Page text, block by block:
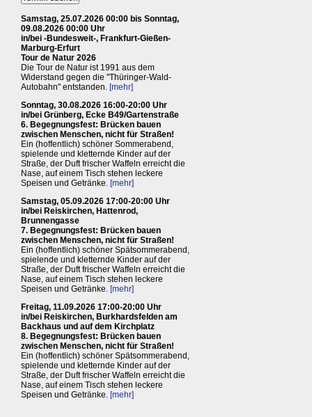
Samstag, 25.07.2026 00:00 bis Sonntag,
09.08.2026 00:00 Uhr
in/bei -Bundesweit-, Frankfurt-Gießen-
Marburg-Erfurt
Tour de Natur 2026
Die Tour de Natur ist 1991 aus dem
Widerstand gegen die "Thüringer-Wald-
Autobahn" entstanden. [mehr]
Sonntag, 30.08.2026 16:00-20:00 Uhr
in/bei Grünberg, Ecke B49/Gartenstraße
6. Begegnungsfest: Brücken bauen
zwischen Menschen, nicht für Straßen!
Ein (hoffentlich) schöner Sommerabend,
spielende und kletternde Kinder auf der
Straße, der Duft frischer Waffeln erreicht die
Nase, auf einem Tisch stehen leckere
Speisen und Getränke. [mehr]
Samstag, 05.09.2026 17:00-20:00 Uhr
in/bei Reiskirchen, Hattenrod,
Brunnengasse
7. Begegnungsfest: Brücken bauen
zwischen Menschen, nicht für Straßen!
Ein (hoffentlich) schöner Spätsommerabend,
spielende und kletternde Kinder auf der
Straße, der Duft frischer Waffeln erreicht die
Nase, auf einem Tisch stehen leckere
Speisen und Getränke. [mehr]
Freitag, 11.09.2026 17:00-20:00 Uhr
in/bei Reiskirchen, Burkhardsfelden am
Backhaus und auf dem Kirchplatz
8. Begegnungsfest: Brücken bauen
zwischen Menschen, nicht für Straßen!
Ein (hoffentlich) schöner Spätsommerabend,
spielende und kletternde Kinder auf der
Straße, der Duft frischer Waffeln erreicht die
Nase, auf einem Tisch stehen leckere
Speisen und Getränke. [mehr]